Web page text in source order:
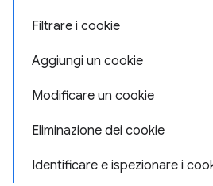
Filtrare i cookie
Aggiungi un cookie
Modificare un cookie
Eliminazione dei cookie
Identificare e ispezionare i